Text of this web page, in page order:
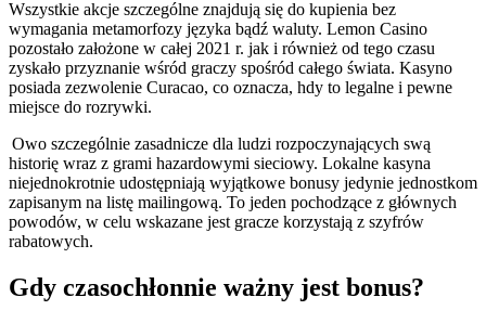
Wszystkie akcje szczególne znajdują się do kupienia bez
wymagania metamorfozy języka bądź waluty. Lemon Casino
pozostało założone w całej 2021 r. jak i również od tego czasu
zyskało przyznanie wśród graczy spośród całego świata. Kasyno
posiada zezwolenie Curacao, co oznacza, hdy to legalne i pewne
miejsce do rozrywki.
Owo szczególnie zasadnicze dla ludzi rozpoczynających swą
historię wraz z grami hazardowymi sieciowy. Lokalne kasyna
niejednokrotnie udostępniają wyjątkowe bonusy jedynie jednostkom
zapisanym na listę mailingową. To jeden pochodzące z głównych
powodów, w celu wskazane jest gracze korzystają z szyfrów
rabatowych.
Gdy czasochłonnie ważny jest bonus?